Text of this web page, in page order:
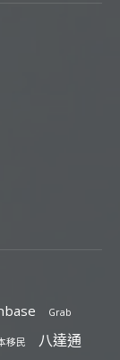
Grab
移民 八達通